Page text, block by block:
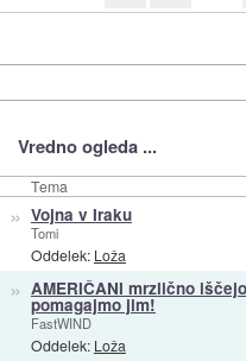
Vredno ogleda ...
Tema
» Vojna v Iraku
Tomi
Oddelek: Loža
» AMERIČANI mrzlično
pomagajmo jim!
FastWIND
Oddelek: Loža